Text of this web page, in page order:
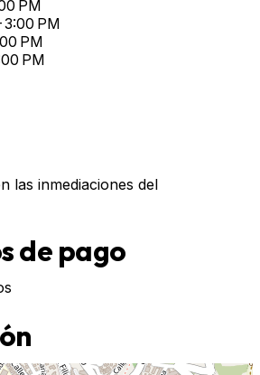
PM
3:00 PM
PM
PM
las inmediaciones del
de pago